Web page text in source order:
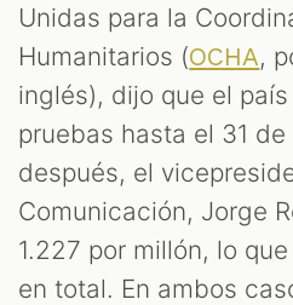
Unidas para la
Humanitarios (OCHA,
inglés), dijo que el
pruebas hasta el 31
después, el
Comunicación, Jorge
1.227 por millón, lo
en total. En ambos